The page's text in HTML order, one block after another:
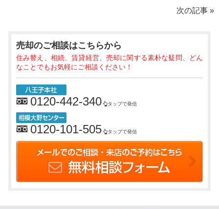
次の記事 »
売却のご相談はこちらから
住み替え、相続、賃貸経営、売却に関する素朴な疑問、どん
なことでもお気軽にご相談ください！
0120-442-340 タップで発信
0120-101-505 タップで発信